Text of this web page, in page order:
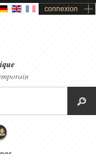
connexion